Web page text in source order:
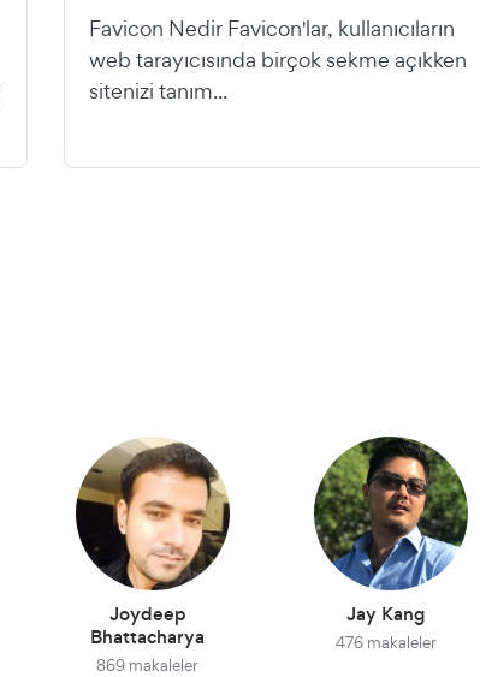
Favicon Nedir Favicon'lar, kullanıcıların
web tarayıcısında birçok sekme açıkken
sitenizi tanım...
Joydeep
Bhattacharya
869 makaleler
Jay Kang
476 makaleler